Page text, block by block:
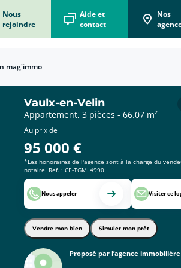
Nous
rejoindre
Aide et
contact
Nos
mag'immo
Vaulx-en-Velin
Appartement, 3 pièces - 66.07 m²
Au prix de
95 000 €
*Les honoraires de l'agence sont à la charge du
notaire. Ref. : CE-TGML4990
Nous appeler Visiter ce
Simuler mon prêt
Vendre mon bien
Proposé par l’agence immobilière